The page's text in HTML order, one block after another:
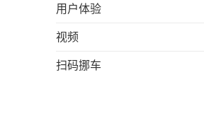
用户体验
视频
扫码挪车